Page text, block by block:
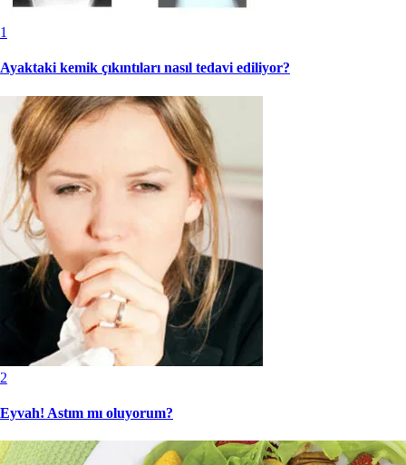
1
Ayaktaki kemik çıkıntıları nasıl tedavi ediliyor?
2
Eyvah! Astım mı oluyorum?